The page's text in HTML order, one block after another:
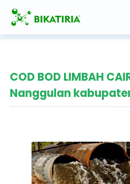
COD BOD LIMBAH
Nanggulan